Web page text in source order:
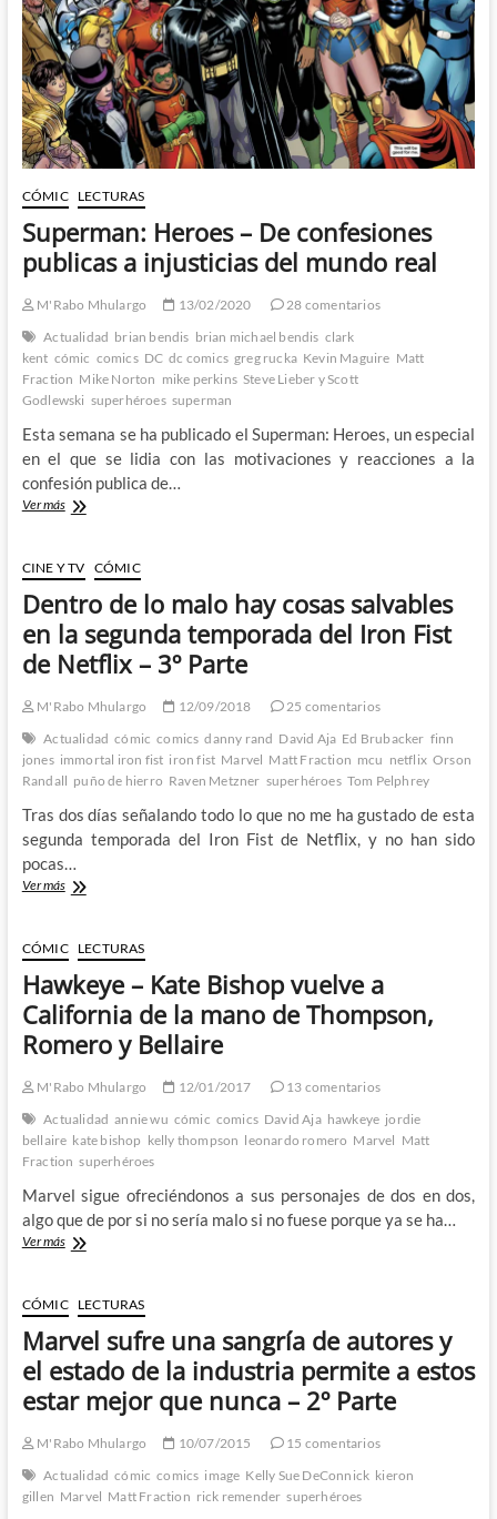
directo
de
la
mano
de
Howard
Chaykin
y
Matt
Fraction
CÓMIC LECTURAS
Superman: Heroes – De confesiones
publicas a injusticias del mundo real
M'Rabo Mhulargo 13/02/2020
28 comentarios
Actualidad brian bendis brian michael bendis clark
kent cómic comics DC dc comics greg rucka Kevin Maguire Matt
Fraction Mike Norton mike perkins Steve Lieber y Scott
Godlewski superhéroes superman
Esta semana se ha publicado el Superman: Heroes, un especial
en el que se lidia con las motivaciones y reacciones a la
confesión publica de…
Ver másSuperman:
De
confesiones
publicas
injusticias
del
real
CINE Y TV CÓMIC
Dentro de lo malo hay cosas salvables
en la segunda temporada del Iron Fist
de Netflix – 3º Parte
M'Rabo Mhulargo 12/09/2018
25 comentarios
Actualidad cómic comics danny rand David Aja Ed Brubacker finn
jones immortal iron fist iron fist Marvel Matt Fraction mcu netflix Orson
Randall puño de hierro Raven Metzner superhéroes Tom Pelphrey
Tras dos días señalando todo lo que no me ha gustado de esta
segunda temporada del Iron Fist de Netflix, y no han sido
pocas…
Ver másDentro
malo
hay
cosas
salvables
en
la
temporada
Iron
Fist
de
–
3º
Parte
CÓMIC LECTURAS
Hawkeye – Kate Bishop vuelve a
California de la mano de Thompson,
Romero y Bellaire
M'Rabo Mhulargo 12/01/2017
13 comentarios
Actualidad annie wu cómic comics David Aja hawkeye jordie
bellaire kate bishop kelly thompson leonardo romero Marvel Matt
Fraction superhéroes
Marvel sigue ofreciéndonos a sus personajes de dos en dos,
algo que de por si no sería malo si no fuese porque ya se ha…
Ver másHawkeye
Bishop
vuelve
a
California
de
la
de
Romero
y
CÓMIC LECTURAS
Marvel sufre una sangría de autores y
el estado de la industria permite a estos
estar mejor que nunca – 2º Parte
M'Rabo Mhulargo 10/07/2015
15 comentarios
Actualidad cómic comics image Kelly Sue DeConnick kieron
gillen Marvel Matt Fraction rick remender superhéroes